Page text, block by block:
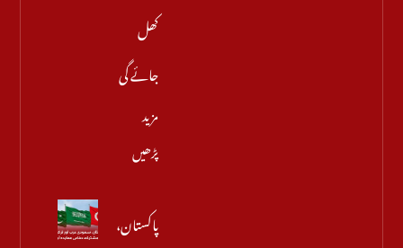
کھل
جائے گی
مزید
پڑھیں
پاکستان،